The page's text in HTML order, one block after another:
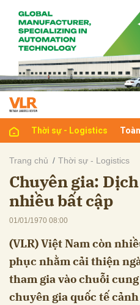
Thời sự - Logistics
Trang chủ Thời sự - Logistics
Chuyên gia:
nhiều bất cập
01/01/1970 08:00
(VLR) Việt Nam còn
phục nhằm cải thiện
tham gia vào chuỗi
chuyên gia quốc tế cảnh
luận